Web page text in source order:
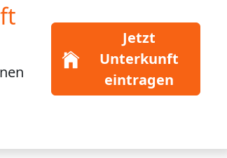
Jetzt
Unterkunft
eintragen